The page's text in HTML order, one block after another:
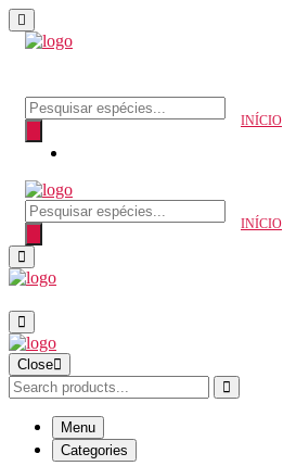
INÍCIO
INÍCIO
Close
Menu
Categories